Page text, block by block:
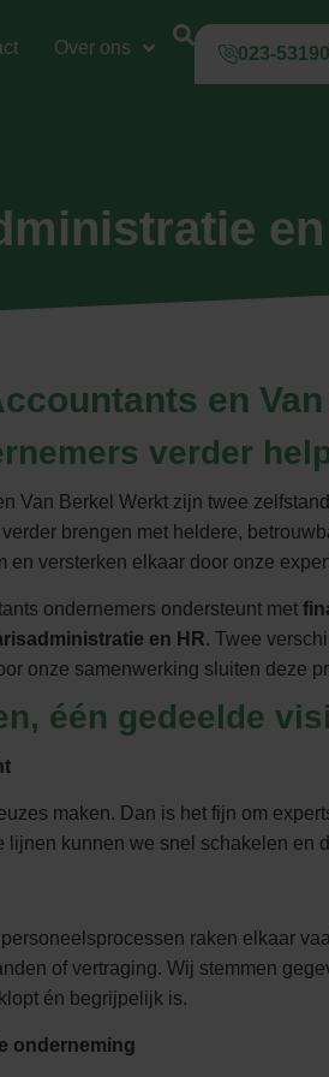
Over ons 023-
en
en
verder
Van Berkel Werkt zijn twee
brengen met heldere,
en versterken elkaar door onze
ondernemers ondersteunt met
en HR. Twee
onze samenwerking sluiten deze
één gedeelde
maken. Dan is het fijn om
lijnen kunnen we snel schakelen en
raken elkaar
of vertraging. Wij stemmen
én begrijpelijk is.
onderneming